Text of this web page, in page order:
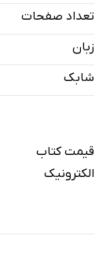
تعداد صفحات
زبان
شابک
قیمت کتاب
الکترونیک